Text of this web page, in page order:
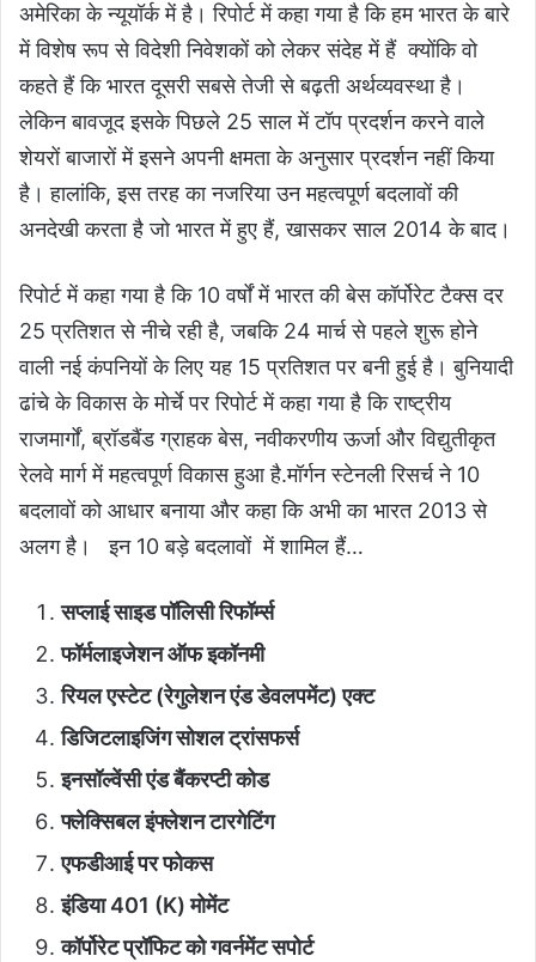
अमेरिका के न्यूयॉर्क में है। रिपोर्ट में कहा गया है कि हम भारत के बारे
में विशेष रूप से विदेशी निवेशकों को लेकर संदेह में हैं क्योंकि वो
कहते हैं कि भारत दूसरी सबसे तेजी से बढ़ती अर्थव्यवस्था है।
लेकिन बावजूद इसके पिछले 25 साल में टॉप प्रदर्शन करने वाले
शेयरों बाजारों में इसने अपनी क्षमता के अनुसार प्रदर्शन नहीं किया
है। हालांकि, इस तरह का नजरिया उन महत्वपूर्ण बदलावों की
अनदेखी करता है जो भारत में हुए हैं, खासकर साल 2014 के बाद।
रिपोर्ट में कहा गया है कि 10 वर्षों में भारत की बेस कॉर्पोरेट टैक्स दर
25 प्रतिशत से नीचे रही है, जबकि 24 मार्च से पहले शुरू होने
वाली नई कंपनियों के लिए यह 15 प्रतिशत पर बनी हुई है। बुनियादी
ढांचे के विकास के मोर्चे पर रिपोर्ट में कहा गया है कि राष्ट्रीय
राजमार्गों, ब्रॉडबैंड ग्राहक बेस, नवीकरणीय ऊर्जा और विद्युतीकृत
रेलवे मार्ग में महत्वपूर्ण विकास हुआ है.मॉर्गन स्टेनली रिसर्च ने 10
बदलावों को आधार बनाया और कहा कि अभी का भारत 2013 से
अलग है। इन 10 बड़े बदलावों में शामिल हैं…
सप्लाई साइड पॉलिसी रिफॉर्म्स
फॉर्मलाइजेशन ऑफ इकॉनमी
रियल एस्टेट (रेगुलेशन एंड डेवलपमेंट) एक्ट
डिजिटलाइजिंग सोशल ट्रांसफर्स
इनसॉल्वेंसी एंड बैंकरप्टी कोड
फ्लेक्सिबल इंफ्लेशन टारगेटिंग
एफडीआई पर फोकस
इंडिया 401 (K) मोमेंट
कॉर्पोरेट प्रॉफिट को गवर्नमेंट सपोर्ट